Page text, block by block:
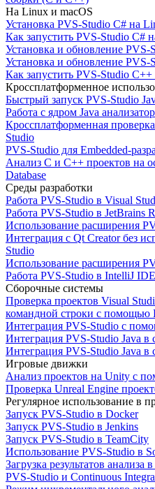
На Linux и macOS
Установка PVS-Studio C# на
Как запустить PVS-Studio C#
Установка и обновление
Установка и обновление PVS-
Как запустить PVS-Studio
Кроссплатформенное
Быстрый запуск PVS-Studio
Работа с ядром Java
Кроссплатформенная
Studio
PVS-Studio для Embedded-
Анализ C и C++ проектов на
Database
Среды разработки
Работа PVS-Studio в Visual
Работа PVS-Studio в JetBrains
Использование расширения
Интеграция с Qt Creator без
Studio
Использование расширения
Работа PVS-Studio в IntelliJ
Сборочные системы
Проверка проектов Visual
командной строки с помощью
Интеграция PVS-Studio с
Интеграция PVS-Studio Java в
Интеграция PVS-Studio Java в
Игровые движки
Анализ проектов на Unity с
Проверка Unreal Engine
Регулярное использование в
Запуск PVS-Studio в Docker
Запуск PVS-Studio в Jenkins
Запуск PVS-Studio в TeamCity
Использование PVS-Studio в
Загрузка результатов анализа в
PVS-Studio и Continuous